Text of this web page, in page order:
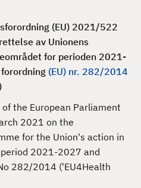
(EU) 2021/522
av Unionens
for perioden 2021-
(EU) nr. 282/2014
the European Parliament
2021 on the
for the Union's action in
2021-2027 and
282/2014 ('EU4Health